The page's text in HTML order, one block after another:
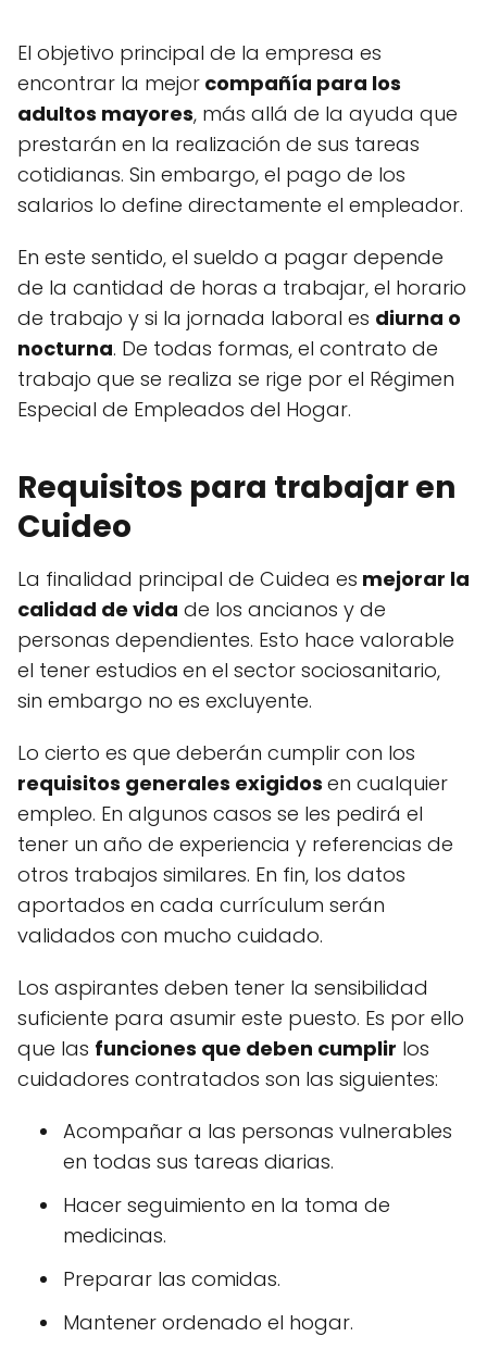
El objetivo principal de la empresa es
encontrar la mejor compañía para los
adultos mayores, más allá de la ayuda que
prestarán en la realización de sus tareas
cotidianas. Sin embargo, el pago de los
salarios lo define directamente el empleador.
En este sentido, el sueldo a pagar depende
de la cantidad de horas a trabajar, el horario
de trabajo y si la jornada laboral es diurna o
nocturna. De todas formas, el contrato de
trabajo que se realiza se rige por el Régimen
Especial de Empleados del Hogar.
Requisitos para trabajar en
Cuideo
La finalidad principal de Cuidea es mejorar la
calidad de vida de los ancianos y de
personas dependientes. Esto hace valorable
el tener estudios en el sector sociosanitario,
sin embargo no es excluyente.
Lo cierto es que deberán cumplir con los
requisitos generales exigidos en cualquier
empleo. En algunos casos se les pedirá el
tener un año de experiencia y referencias de
otros trabajos similares. En fin, los datos
aportados en cada currículum serán
validados con mucho cuidado.
Los aspirantes deben tener la sensibilidad
suficiente para asumir este puesto. Es por ello
que las funciones que deben cumplir los
cuidadores contratados son las siguientes:
Acompañar a las personas vulnerables
en todas sus tareas diarias.
Hacer seguimiento en la toma de
medicinas.
Preparar las comidas.
Mantener ordenado el hogar.